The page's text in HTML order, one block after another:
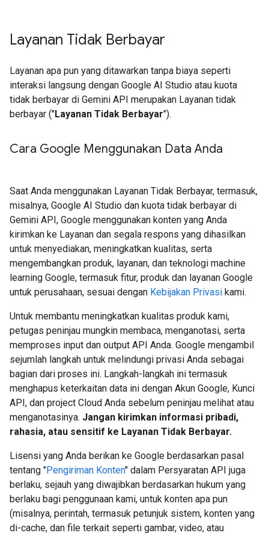
Layanan Tidak Berbayar
Layanan apa pun yang ditawarkan tanpa biaya seperti
interaksi langsung dengan Google AI Studio atau kuota
tidak berbayar di Gemini API merupakan Layanan tidak
berbayar ("Layanan Tidak Berbayar").
Cara Google Menggunakan Data Anda
Saat Anda menggunakan Layanan Tidak Berbayar, termasuk,
misalnya, Google AI Studio dan kuota tidak berbayar di
Gemini API, Google menggunakan konten yang Anda
kirimkan ke Layanan dan segala respons yang dihasilkan
untuk menyediakan, meningkatkan kualitas, serta
mengembangkan produk, layanan, dan teknologi machine
learning Google, termasuk fitur, produk dan layanan Google
untuk perusahaan, sesuai dengan Kebijakan Privasi kami.
Untuk membantu meningkatkan kualitas produk kami,
petugas peninjau mungkin membaca, menganotasi, serta
memproses input dan output API Anda. Google mengambil
sejumlah langkah untuk melindungi privasi Anda sebagai
bagian dari proses ini. Langkah-langkah ini termasuk
menghapus keterkaitan data ini dengan Akun Google, Kunci
API, dan project Cloud Anda sebelum peninjau melihat atau
menganotasinya. Jangan kirimkan informasi pribadi,
rahasia, atau sensitif ke Layanan Tidak Berbayar.
Lisensi yang Anda berikan ke Google berdasarkan pasal
tentang "Pengiriman Konten" dalam Persyaratan API juga
berlaku, sejauh yang diwajibkan berdasarkan hukum yang
berlaku bagi penggunaan kami, untuk konten apa pun
(misalnya, perintah, termasuk petunjuk sistem, konten yang
di-cache, dan file terkait seperti gambar, video, atau